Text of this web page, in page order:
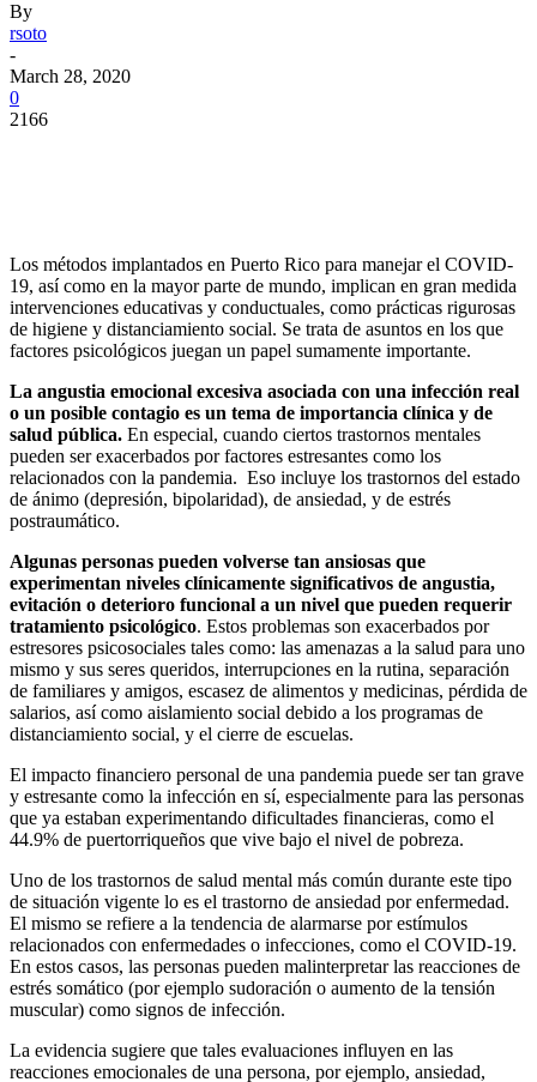
By
rsoto
-
March 28, 2020
0
2166
Los métodos implantados en Puerto Rico para manejar el COVID-
19, así como en la mayor parte de mundo, implican en gran medida
intervenciones educativas y conductuales, como prácticas rigurosas
de higiene y distanciamiento social. Se trata de asuntos en los que
factores psicológicos juegan un papel sumamente importante.
La angustia emocional excesiva asociada con una infección real
o un posible contagio es un tema de importancia clínica y de
salud pública. En especial, cuando ciertos trastornos mentales
pueden ser exacerbados por factores estresantes como los
relacionados con la pandemia. Eso incluye los trastornos del estado
de ánimo (depresión, bipolaridad), de ansiedad, y de estrés
postraumático.
Algunas personas pueden volverse tan ansiosas que
experimentan niveles clínicamente significativos de angustia,
evitación o deterioro funcional a un nivel que pueden requerir
tratamiento psicológico. Estos problemas son exacerbados por
estresores psicosociales tales como: las amenazas a la salud para uno
mismo y sus seres queridos, interrupciones en la rutina, separación
de familiares y amigos, escasez de alimentos y medicinas, pérdida de
salarios, así como aislamiento social debido a los programas de
distanciamiento social, y el cierre de escuelas.
El impacto financiero personal de una pandemia puede ser tan grave
y estresante como la infección en sí, especialmente para las personas
que ya estaban experimentando dificultades financieras, como el
44.9% de puertorriqueños que vive bajo el nivel de pobreza.
Uno de los trastornos de salud mental más común durante este tipo
de situación vigente lo es el trastorno de ansiedad por enfermedad.
El mismo se refiere a la tendencia de alarmarse por estímulos
relacionados con enfermedades o infecciones, como el COVID-19.
En estos casos, las personas pueden malinterpretar las reacciones de
estrés somático (por ejemplo sudoración o aumento de la tensión
muscular) como signos de infección.
La evidencia sugiere que tales evaluaciones influyen en las
reacciones emocionales de una persona, por ejemplo, ansiedad,